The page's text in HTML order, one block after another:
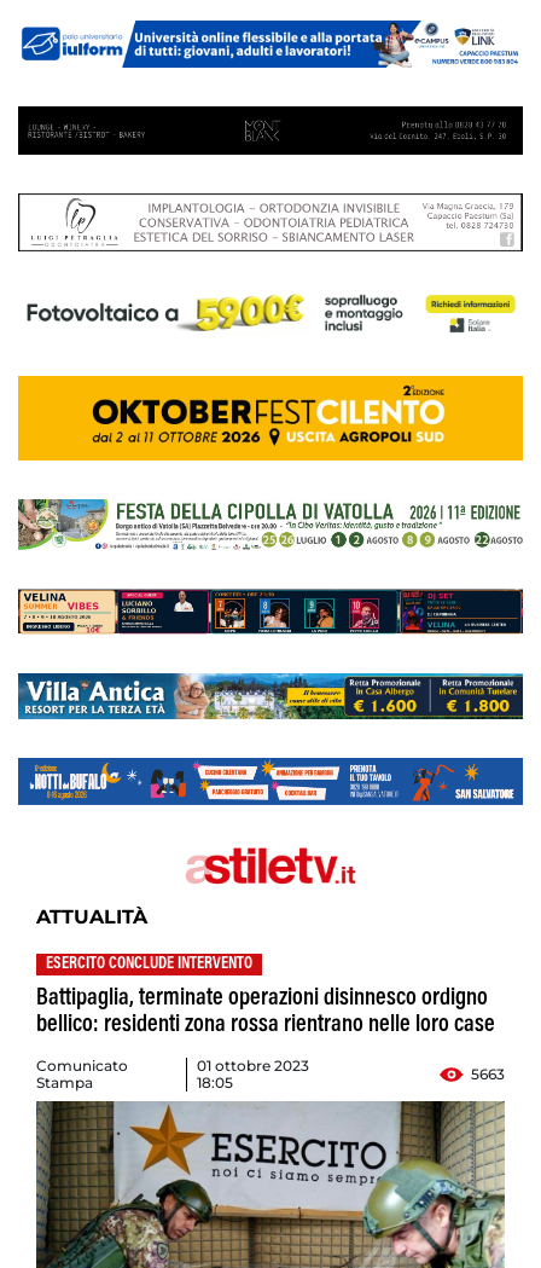
ATTUALITÀ
ESERCITO CONCLUDE INTERVENTO
Battipaglia, terminate operazioni disinnesco ordigno
bellico: residenti zona rossa rientrano nelle loro case
Comunicato
Stampa
01 ottobre 2023
18:05
5663